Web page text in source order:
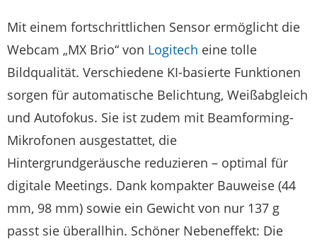
Mit einem fortschrittlichen Sensor ermöglicht die
Webcam „MX Brio“ von Logitech eine tolle
Bildqualität. Verschiedene KI-basierte Funktionen
sorgen für automatische Belichtung, Weißabgleich
und Autofokus. Sie ist zudem mit Beamforming-
Mikrofonen ausgestattet, die
Hintergrundgeräusche reduzieren – optimal für
digitale Meetings. Dank kompakter Bauweise (44
mm, 98 mm) sowie ein Gewicht von nur 137 g
passt sie überallhin. Schöner Nebeneffekt: Die